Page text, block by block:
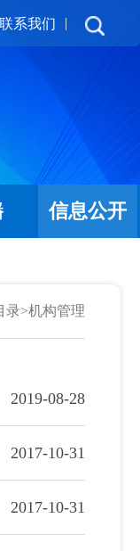
联系我们 |
信息公开
录>机构管理
2019-08-28
2017-10-31
2017-10-31